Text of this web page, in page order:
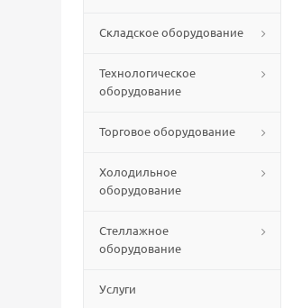
Складское оборудование
Технологическое
оборудование
Торговое оборудование
Холодильное
оборудование
Стеллажное
оборудование
Услуги